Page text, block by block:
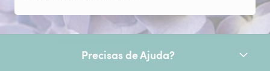
Precisas de Ajuda?